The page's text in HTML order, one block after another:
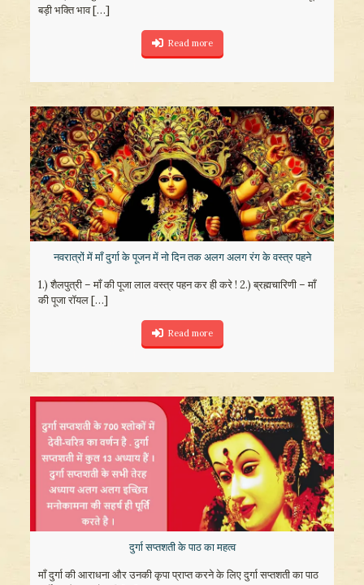
बड़ी भक्ति भाव[…]
Read more
नवरात्रों में माँ दुर्गा के पूजन में नो दिन तक अलग अलग रंग के वस्त्र पहने
1.) शैलपुत्री – माँ की पूजा लाल वस्त्र पहन कर ही करे ! 2.) ब्रह्मचारिणी – माँ
की पूजा रॉयल[…]
Read more
दुर्गा सप्तशती के पाठ का महत्व
माँ दुर्गा की आराधना और उनकी कृपा प्राप्त करने के लिए दुर्गा सप्तशती का पाठ